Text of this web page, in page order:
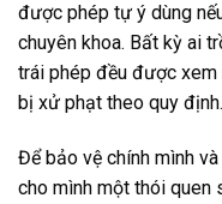
được phép tự ý dùng
chuyên khoa. Bất kỳ ai
trái phép đều được xem
bị xử phạt theo quy định.
Để bảo vệ chính mình
cho mình một thói quen